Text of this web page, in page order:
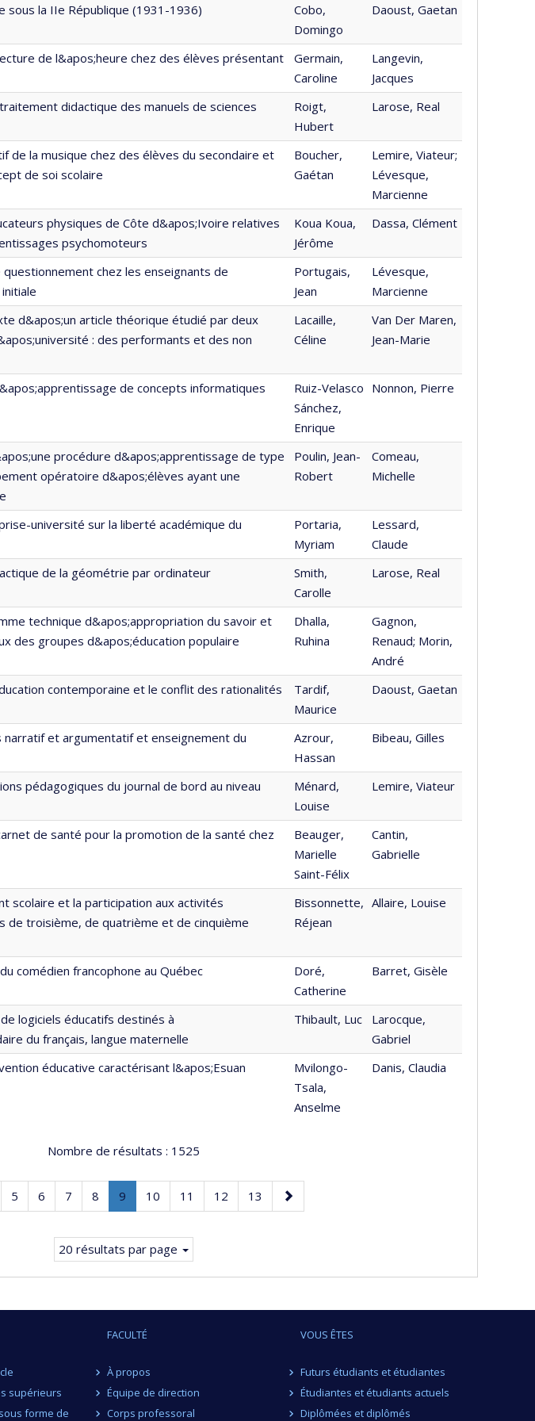
sous la IIe République (1931-1936)
Cobo,
Domingo
Daoust, Gaetan
de l&apos;heure chez des élèves présentant
Germain,
Caroline
Langevin,
Jacques
didactique des manuels de sciences
Roigt,
Hubert
Larose, Real
de la musique chez des élèves du secondaire et
de soi scolaire
Boucher,
Gaétan
Lemire, Viateur;
Lévesque,
Marcienne
physiques de Côte d&apos;Ivoire relatives
psychomoteurs
Koua Koua,
Jérôme
Dassa, Clément
chez les enseignants de
Portugais,
Jean
Lévesque,
Marcienne
d&apos;un article théorique étudié par deux
: des performants et des non
Lacaille,
Céline
Van Der Maren,
Jean-Marie
de concepts informatiques
Ruiz-Velasco
Sánchez,
Enrique
Nonnon, Pierre
procédure d&apos;apprentissage de type
opératoire d&apos;élèves ayant une
Poulin, Jean-
Robert
Comeau,
Michelle
université sur la liberté académique du
Portaria,
Myriam
Lessard,
Claude
de la géométrie par ordinateur
Smith,
Carolle
Larose, Real
technique d&apos;appropriation du savoir et
des groupes d&apos;éducation populaire
Dhalla,
Ruhina
Gagnon,
Renaud; Morin,
André
contemporaine et le conflit des rationalités
Tardif,
Maurice
Daoust, Gaetan
narratif et argumentatif et enseignement du
Azrour,
Hassan
Bibeau, Gilles
pédagogiques du journal de bord au niveau
Ménard,
Louise
Lemire, Viateur
de santé pour la promotion de la santé chez
Beauger,
Marielle
Saint-Félix
Cantin,
Gabrielle
scolaire et la participation aux activités
de troisième, de quatrième et de cinquième
Bissonnette,
Réjean
Allaire, Louise
comédien francophone au Québec
Doré,
Catherine
Barret, Gisèle
logiciels éducatifs destinés à
du français, langue maternelle
Thibault, Luc
Larocque,
Gabriel
éducative caractérisant l&apos;Esuan
Mvilongo-
Tsala,
Anselme
Danis, Claudia
Nombre de résultats : 1525
Page
5 Page
6 Page
7 Page
8 Page
9
Page
courante.
Page
10 Page
11 Page
12 Page
13
Page
suivante
20 résultats par page
supérieurs
forme de
FACULTÉ
À propos
Équipe de direction
Corps professoral
VOUS ÊTES
Futurs étudiants et étudiantes
Étudiantes et étudiants actuels
Diplômées et diplômés